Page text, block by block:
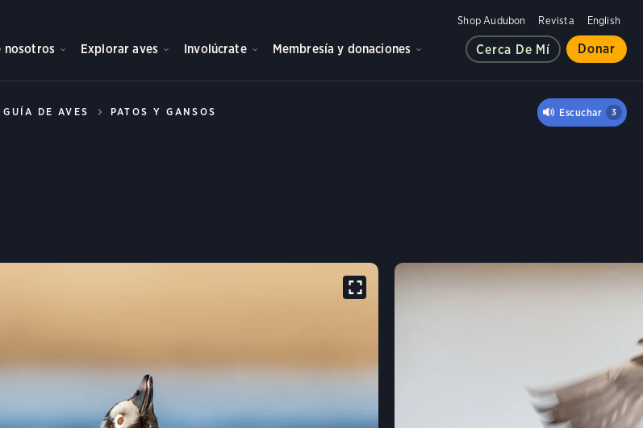
Shop Audubon Revista English
nosotros Explorar aves Involúcrate Membresía y donaciones Cerca De Mí Donar
GUÍA DE AVES PATOS Y GANSOS Escuchar 3